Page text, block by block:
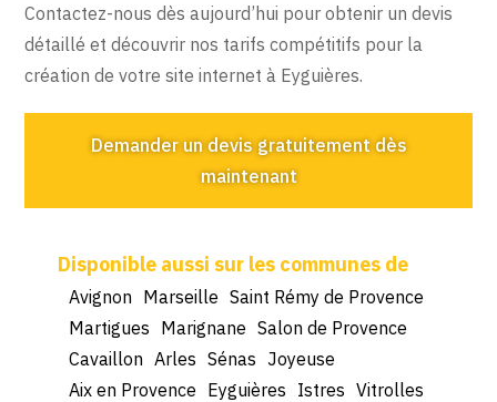
Contactez-nous dès aujourd’hui pour obtenir un devis
détaillé et découvrir nos tarifs compétitifs pour la
création de votre site internet à Eyguières.
Demander un devis gratuitement dès
maintenant
Avignon Marseille Saint Rémy de Provence
Martigues Marignane Salon de Provence
Cavaillon Arles Sénas Joyeuse
Aix en Provence Eyguières Istres Vitrolles